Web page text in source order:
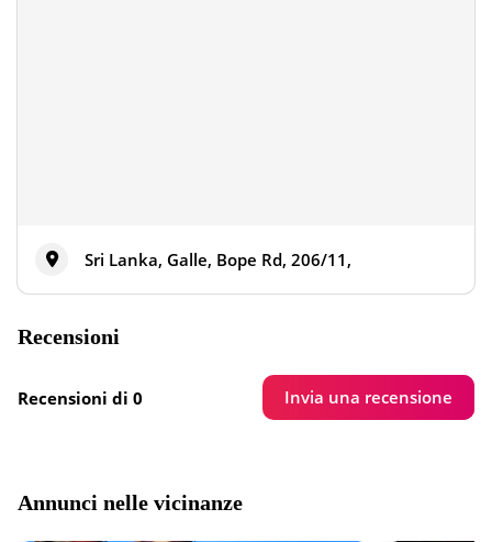
Sri Lanka, Galle, Bope Rd, 206/11,
Recensioni
Recensioni di 0 Invia una recensione
Annunci nelle vicinanze